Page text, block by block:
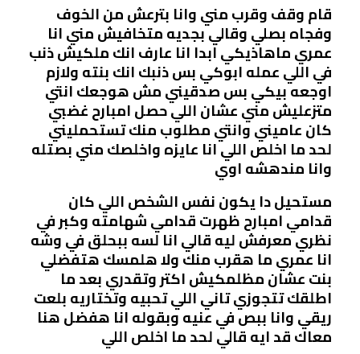
قام وقف وقرب مني وانا بترعش من الخوف
وفجاه بصلي وقالي بجديه متخافيش مني انا
عمري ماهاذيكي ابدا انا عارف انك ملكيش ذنب
في اللي عمله ابوكي بس ذنبك انك بنته ولازم
اوجعه بيكي بس صدقيني مش هوجعك انتي
متزعليش مني عشان اللي حصل امبارح غضبي
كان عاميني وانتي مطلوب منك تستحمليني
لحد ما اخلص اللي انا عايزه واخلصك مني بصتله
وانا مندهشه اوي
مستحيل دا يكون نفس الشخص اللي كان
قدامي امبارح ظهرت قدامي شهامته وكبر في
نظري معرفش ليه قالي انا لسه ببحلق في وشه
انا عمري ما هقرب منك ولا هلمسك هتفضلي
بنت عشان مظلمكيش اكتر وتقدري بعد ما
اطلقك تتجوزي تاني اللي تحبيه وتختاريه بلعت
ريقي وانا ببص في عنيه وبقوله انا هفضل هنا
معاك قد ايه قالي لحد ما اخلص اللي